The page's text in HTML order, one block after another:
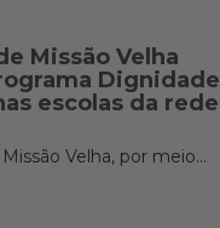
Missão Velha
Dignidade
escolas da rede
Velha, por meio...